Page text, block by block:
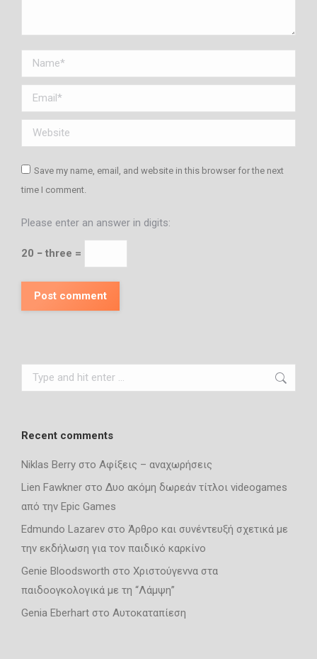
Name *
Email *
Website
Save my name, email, and website in this browser for the next
time I comment.
Please enter an answer in digits:
20 − three =
Post comment
Search:
Recent comments
Niklas Berry στο Αφίξεις – αναχωρήσεις
Lien Fawkner στο Δυο ακόμη δωρεάν τίτλοι videogames
από την Epic Games
Edmundo Lazarev στο Άρθρο και συνέντευξή σχετικά με
την εκδήλωση για τον παιδικό καρκίνο
Genie Bloodsworth στο Χριστούγεννα στα
παιδοογκολογικά με τη “Λάμψη”
Genia Eberhart στο Αυτοκαταπίεση